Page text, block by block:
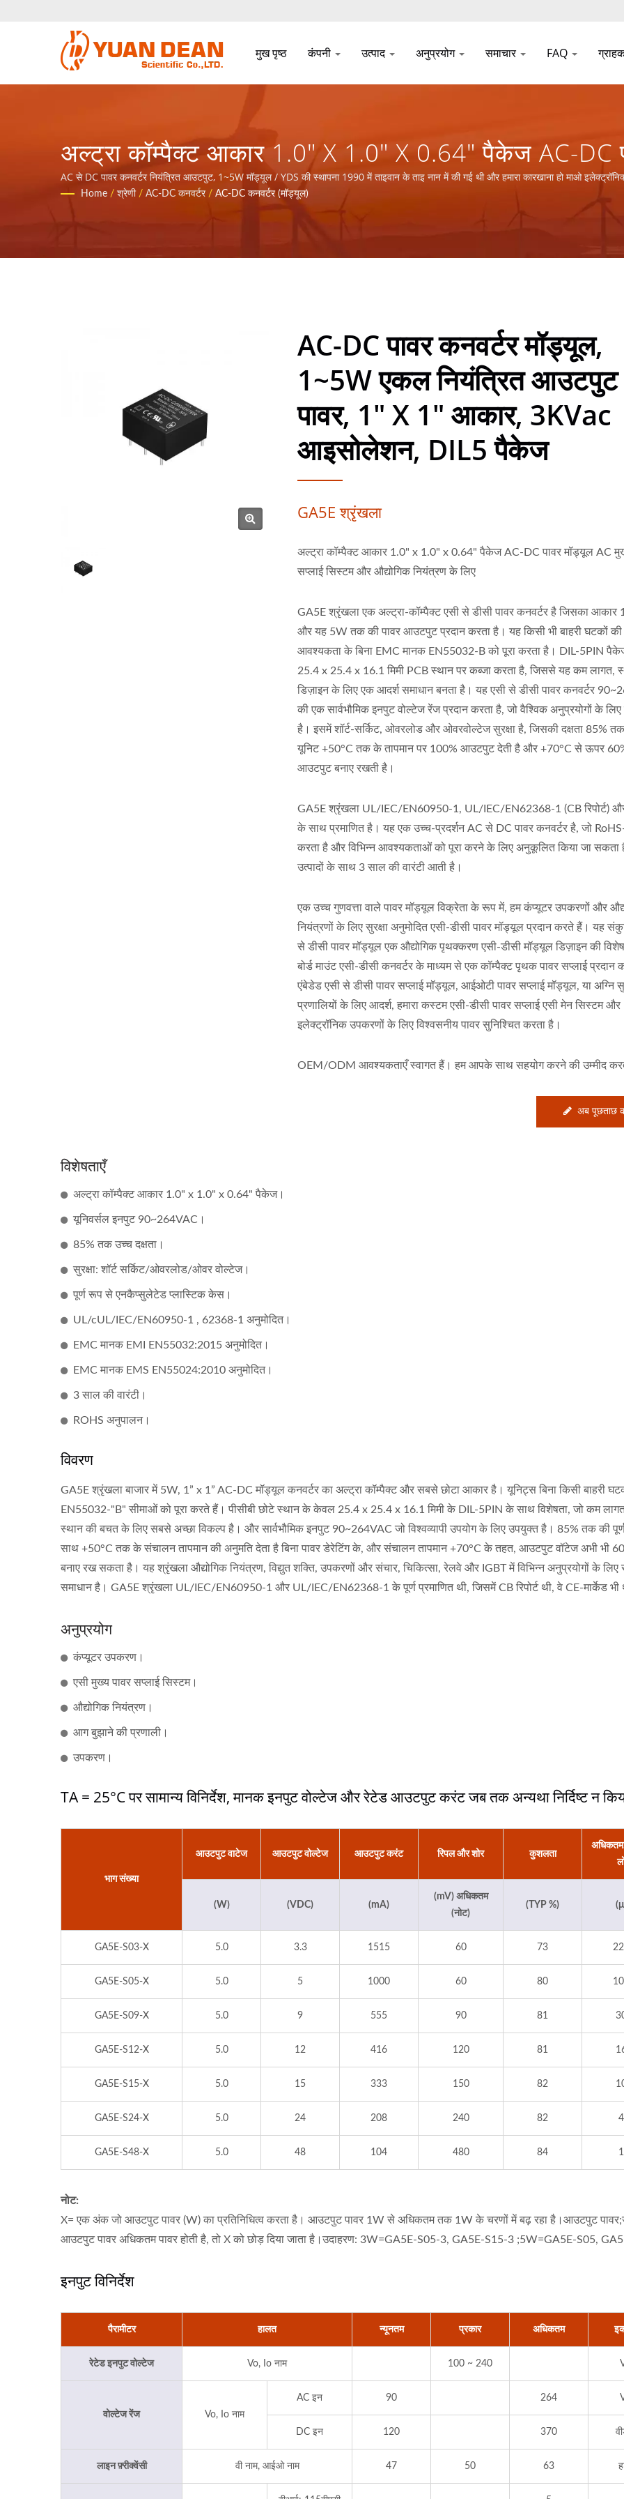
मुख पृष्ठ कंपनी उत्पाद अनुप्रयोग समाचार FAQ
अल्ट्रा कॉम्पैक्ट आकार 1.0" X 1.0" X 0.64" पैकेज AC-DC
सप्लाई सिस्टम और औद्योगिक नियंत्रण के लिए / 32 वर्षों से
मैग्नेटिक कंपोनेंट्स निर्माता | YUAN DEAN SCIENTIFIC
AC से DC पावर कनवर्टर नियंत्रित आउटपुट, 1~5W मॉड्यूल / YDS की स्थापना 1990 में ताइवान के ताइ नान में की गई थी और हमारा कारखाना हो माओ
14001 और IATF16949 प्रमाणित प्रमुख इलेक्ट्रॉनिक निर्माता हैं।
Home / श्रेणी / AC-DC कनवर्टर / AC-DC कनवर्टर (मॉड्यूल)
AC-DC पावर कनवर्टर मॉड्यूल,
1~5W एकल नियंत्रित आउटपुट
पावर, 1" X 1" आकार, 3KVac
आइसोलेशन, DIL5 पैकेज
GA5E श्रृंखला
अल्ट्रा कॉम्पैक्ट आकार 1.0" x 1.0" x 0.64" पैकेज AC-DC पावर मॉड्यूल AC
सप्लाई सिस्टम और औद्योगिक नियंत्रण के लिए
GA5E श्रृंखला एक अल्ट्रा-कॉम्पैक्ट एसी से डीसी पावर कनवर्टर है जिसका आकार
और यह 5W तक की पावर आउटपुट प्रदान करता है। यह किसी भी बाहरी घटकों की
आवश्यकता के बिना EMC मानक EN55032-B को पूरा करता है। DIL-5PIN
25.4 x 25.4 x 16.1 मिमी PCB स्थान पर कब्जा करता है, जिससे यह कम लागत,
डिज़ाइन के लिए एक आदर्श समाधान बनता है। यह एसी से डीसी पावर कनवर्टर
की एक सार्वभौमिक इनपुट वोल्टेज रेंज प्रदान करता है, जो वैश्विक अनुप्रयोगों के
है। इसमें शॉर्ट-सर्किट, ओवरलोड और ओवरवोल्टेज सुरक्षा है, जिसकी दक्षता 85%
यूनिट +50°C तक के तापमान पर 100% आउटपुट देती है और +70°C से ऊपर
आउटपुट बनाए रखती है।
GA5E श्रृंखला UL/IEC/EN60950-1, UL/IEC/EN62368-1 (CB रिपोर्ट) और
के साथ प्रमाणित है। यह एक उच्च-प्रदर्शन AC से DC पावर कनवर्टर है, जो
करता है और विभिन्न आवश्यकताओं को पूरा करने के लिए अनुकूलित किया जा सकता
उत्पादों के साथ 3 साल की वारंटी आती है।
एक उच्च गुणवत्ता वाले पावर मॉड्यूल विक्रेता के रूप में, हम कंप्यूटर उपकरणों और
नियंत्रणों के लिए सुरक्षा अनुमोदित एसी-डीसी पावर मॉड्यूल प्रदान करते हैं। यह
से डीसी पावर मॉड्यूल एक औद्योगिक पृथक्करण एसी-डीसी मॉड्यूल डिज़ाइन की
बोर्ड माउंट एसी-डीसी कनवर्टर के माध्यम से एक कॉम्पैक्ट पृथक पावर सप्लाई प्रदान
एंबेडेड एसी से डीसी पावर सप्लाई मॉड्यूल, आईओटी पावर सप्लाई मॉड्यूल, या अग्नि
प्रणालियों के लिए आदर्श, हमारा कस्टम एसी-डीसी पावर सप्लाई एसी मेन सिस्टम और
इलेक्ट्रॉनिक उपकरणों के लिए विश्वसनीय पावर सुनिश्चित करता है।
OEM/ODM आवश्यकताएँ स्वागत हैं। हम आपके साथ सहयोग करने की उम्मीद
अब पूछताछ
विशेषताएँ
अल्ट्रा कॉम्पैक्ट आकार 1.0" x 1.0" x 0.64" पैकेज।
यूनिवर्सल इनपुट 90~264VAC।
85% तक उच्च दक्षता।
सुरक्षा: शॉर्ट सर्किट/ओवरलोड/ओवर वोल्टेज।
पूर्ण रूप से एनकैप्सुलेटेड प्लास्टिक केस।
UL/cUL/IEC/EN60950-1 , 62368-1 अनुमोदित।
EMC मानक EMI EN55032:2015 अनुमोदित।
EMC मानक EMS EN55024:2010 अनुमोदित।
3 साल की वारंटी।
ROHS अनुपालन।
विवरण
GA5E श्रृंखला बाजार में 5W, 1” x 1” AC-DC मॉड्यूल कनवर्टर का अल्ट्रा कॉम्पैक्ट और सबसे छोटा आकार है। यूनिट्स बिना किसी बाहरी
EN55032-"B" सीमाओं को पूरा करते हैं। पीसीबी छोटे स्थान के केवल 25.4 x 25.4 x 16.1 मिमी के DIL-5PIN के साथ विशेषता, जो कम
स्थान की बचत के लिए सबसे अच्छा विकल्प है। और सार्वभौमिक इनपुट 90~264VAC जो विश्वव्यापी उपयोग के लिए उपयुक्त है। 85% तक की
साथ +50°C तक के संचालन तापमान की अनुमति देता है बिना पावर डेरेटिंग के, और संचालन तापमान +70°C के तहत, आउटपुट वॉटेज अभी भी
बनाए रख सकता है। यह श्रृंखला औद्योगिक नियंत्रण, विद्युत शक्ति, उपकरणों और संचार, चिकित्सा, रेलवे और IGBT में विभिन्न अनुप्रयोगों के
समाधान है। GA5E श्रृंखला UL/IEC/EN60950-1 और UL/IEC/EN62368-1 के पूर्ण प्रमाणित थी, जिसमें CB रिपोर्ट थी, वे CE-मार्केड भी
अनुप्रयोग
कंप्यूटर उपकरण।
एसी मुख्य पावर सप्लाई सिस्टम।
औद्योगिक नियंत्रण।
आग बुझाने की प्रणाली।
उपकरण।
TA = 25°C पर सामान्य विनिर्देश, मानक इनपुट वोल्टेज और रेटेड आउटपुट करंट जब तक अन्यथा निर्दिष्ट न
भाग संख्या
आउटपुट वाटेज आउटपुट वोल्टेज आउटपुट करंट रिपल और शोर कुशलता
अधिकतम.
(W) (VDC) (mA)
(mV) अधिकतम
(नोट)
(TYP %)
GA5E-S03-X 5.0 3.3 1515 60 73
GA5E-S05-X 5.0 5 1000 60 80
GA5E-S09-X 5.0 9 555 90 81
GA5E-S12-X 5.0 12 416 120 81
GA5E-S15-X 5.0 15 333 150 82
GA5E-S24-X 5.0 24 208 240 82
GA5E-S48-X 5.0 48 104 480 84
नोट:
X= एक अंक जो आउटपुट पावर (W) का प्रतिनिधित्व करता है। आउटपुट पावर 1W से अधिकतम तक 1W के चरणों में बढ़ रहा है।आउटपुट
आउटपुट पावर अधिकतम पावर होती है, तो X को छोड़ दिया जाता है।उदाहरण: 3W=GA5E-S05-3, GA5E-S15-3 ;5W=GA5E-S05,
इनपुट विनिर्देश
पैरामीटर हालत न्यूनतम प्रकार अधिकतम
रेटेड इनपुट वोल्टेज Vo, Io नाम 100 ~ 240
वोल्टेज रेंज Vo, Io नाम
AC इन 90 264
DC इन 120 370
लाइन फ़्रीक्वेंसी वी नाम, आईओ नाम 47 50 63
हाफ-ब्रिक DC-DC कनवर्टर